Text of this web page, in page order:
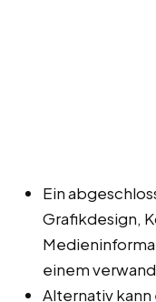
Ein
Grafikdesign,
einem
Alternativ kann